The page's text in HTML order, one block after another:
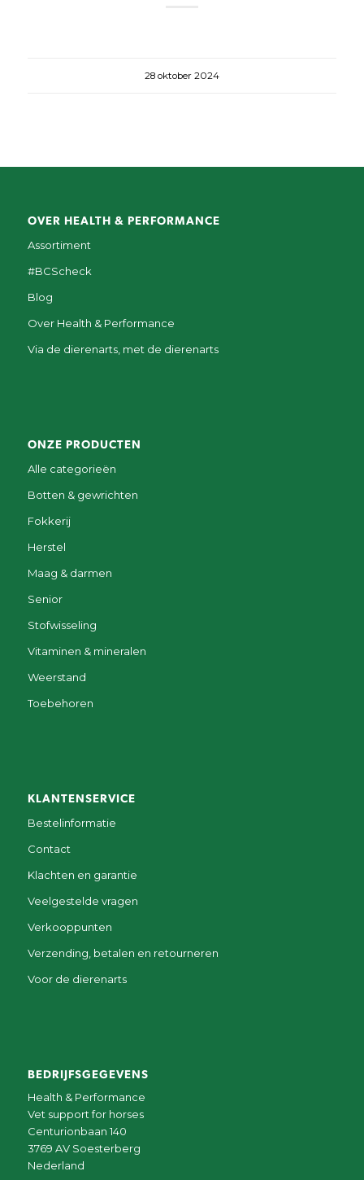
28 oktober 2024
OVER HEALTH & PERFORMANCE
Assortiment
#BCScheck
Blog
Over Health & Performance
Via de dierenarts, met de dierenarts
ONZE PRODUCTEN
Alle categorieën
Botten & gewrichten
Fokkerij
Herstel
Maag & darmen
Senior
Stofwisseling
Vitaminen & mineralen
Weerstand
Toebehoren
KLANTENSERVICE
Bestelinformatie
Contact
Klachten en garantie
Veelgestelde vragen
Verkooppunten
Verzending, betalen en retourneren
Voor de dierenarts
BEDRIJFSGEGEVENS
Health & Performance
Vet support for horses
Centurionbaan 140
3769 AV Soesterberg
Nederland